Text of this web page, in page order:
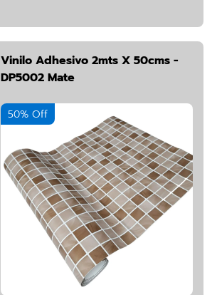
Vinilo Adhesivo 2mts X 50cms -
DP5002 Mate
50% Off